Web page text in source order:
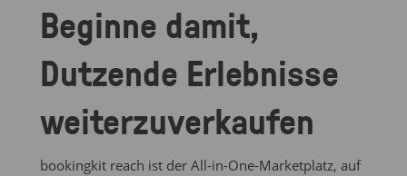
Beginne damit,
Dutzende Erlebnisse
weiterzuverkaufen
bookingkit reach ist der All-in-One-Marketplatz, auf